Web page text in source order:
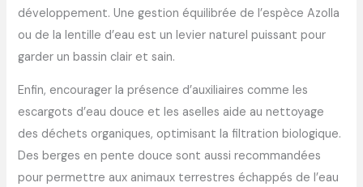
développement. Une gestion équilibrée de l’espèce Azolla
ou de la lentille d’eau est un levier naturel puissant pour
garder un bassin clair et sain.
Enfin, encourager la présence d’auxiliaires comme les
escargots d’eau douce et les aselles aide au nettoyage
des déchets organiques, optimisant la filtration biologique.
Des berges en pente douce sont aussi recommandées
pour permettre aux animaux terrestres échappés de l’eau